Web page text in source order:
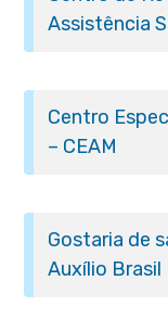
Assistência
Centro
– CEAM
Gostaria de
Auxílio Brasil